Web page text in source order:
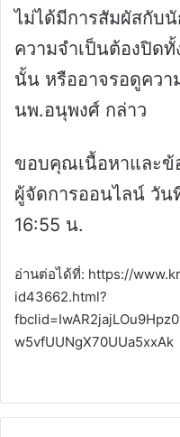
ไม่ได้มีการสัมผัสกับ
ความจำเป็นต้องปิดทั้
นั้น หรืออาจรอดูควา
นพ.อนุพงศ์ กล่าว
ขอบคุณเนื้อหาและข้
ผู้จัดการออนไลน์ วัน
16:55 น.
อ่านต่อได้ที่: https://
id43662.html?
w5vfUUNgX70UUa5xxAk